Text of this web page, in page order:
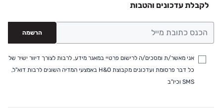
לקבלת עדכונים והטבות
הרשמה
אני מאשר/ת ומסכים/ה לרישום פרטיי במאגר מידע, לרבות לצורך דיוור ישיר של
כל דבר פרסומת ועדכונים מקבוצת H&O באמצעי המדיה השונים לרבות דוא"ל,
SMS וכיו"ב